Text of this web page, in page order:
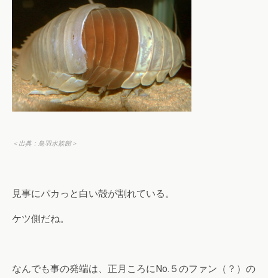
＜出典：鳥羽水族館＞
見事にパカっと白い殻が割れている。
ケツ側だね。
なんでも事の発端は、正月ころにNo.５のファン（？）の